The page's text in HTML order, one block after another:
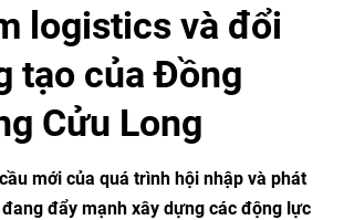
logistics và đổi
tạo của Đồng
Cửu Long
mới của quá trình hội nhập và phát
đẩy mạnh xây dựng các động lực